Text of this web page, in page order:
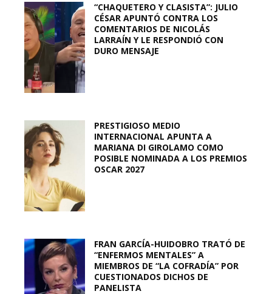
“CHAQUETERO Y CLASISTA”: JULIO
CÉSAR APUNTÓ CONTRA LOS
COMENTARIOS DE NICOLÁS
LARRAÍN Y LE RESPONDIÓ CON
DURO MENSAJE
PRESTIGIOSO MEDIO
INTERNACIONAL APUNTA A
MARIANA DI GIROLAMO COMO
POSIBLE NOMINADA A LOS PREMIOS
OSCAR 2027
FRAN GARCÍA-HUIDOBRO TRATÓ DE
“ENFERMOS MENTALES” A
MIEMBROS DE “LA COFRADÍA” POR
CUESTIONADOS DICHOS DE
PANELISTA